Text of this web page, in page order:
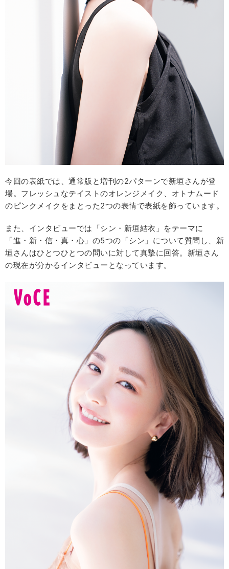
今回の表紙では、通常版と増刊の2パターンで新垣さんが登
場。フレッシュなテイストのオレンジメイク、オトナムード
のピンクメイクをまとった2つの表情で表紙を飾っています。
また、インタビューでは「シン・新垣結衣」をテーマに
「進・新・信・真・心」の5つの「シン」について質問し、新
垣さんはひとつひとつの問いに対して真摯に回答。新垣さん
の現在が分かるインタビューとなっています。